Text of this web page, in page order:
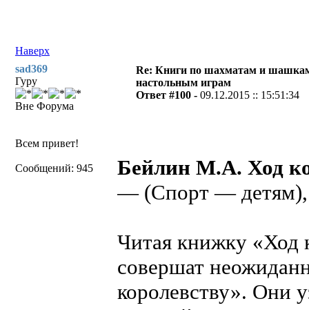
Наверх
sad369
Гуру
Вне Форума
Всем привет!
Сообщений: 945
Re: Книги по шахматам и
настольным играм
Ответ #100 -09.12.2015 :: 15:51:34
Бейлин М.А. Ход
— (Спорт — детям),
Читая книжку «Ход
совершат
королевству». Они